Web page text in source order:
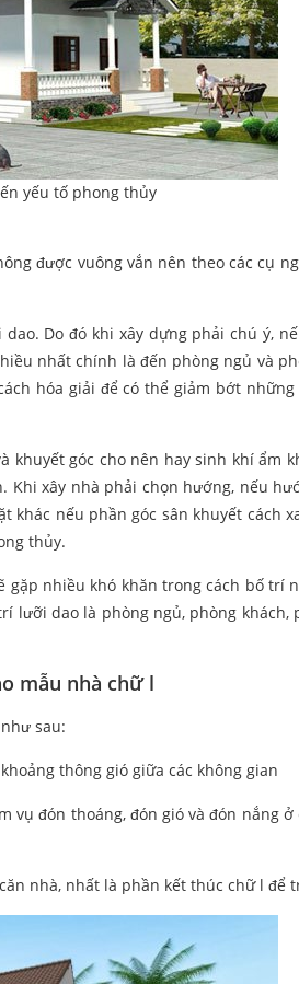
yếu tố phong thủy
được vuông vắn nên theo các cụ
Do đó khi xây dựng phải chú ý,
nhất chính là đến phòng ngủ và
hóa giải để có thể giảm bớt
khuyết góc cho nên hay sinh khí ẩm
xây nhà phải chọn hướng, nếu
nếu phần góc sân khuyết cách
thủy.
gặp nhiều khó khăn trong cách bố trí
lưỡi dao là phòng ngủ, phòng khách,
mẫu nhà chữ l
như sau:
thông gió giữa các không gian
đón thoáng, đón gió và đón nắng ở
nhà, nhất là phần kết thúc chữ l để